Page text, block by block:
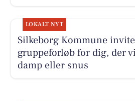
LOKALT NYT
Silkeborg Kommune
gruppeforløb for dig, der
damp eller snus